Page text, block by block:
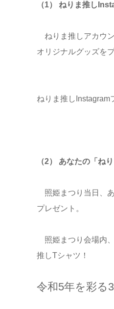
（1） ねりま推し
ねりま推しアカウン
オリジナルグッズを
ねりま推しInstagram
（2） あなたの「ね
照姫まつり当日、
プレゼント。
照姫まつり会場内
推しTシャツ！
令和5年を彩る